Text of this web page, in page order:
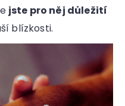
jste pro něj důležití
blízkosti.